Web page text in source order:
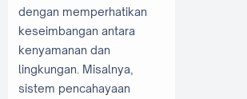
dengan memperhatikan
keseimbangan antara
kenyamanan dan
lingkungan. Misalnya,
sistem pencahayaan